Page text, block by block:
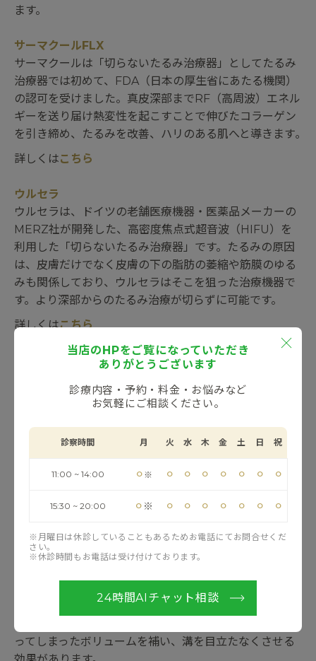
ます。
サーマクールFLX
サーマクールは「切らないたるみ治療器」としてたるみ
治療器では初めて、FDA（日本の厚生省にあたる機関）
の認可を受けました。真皮深部までRF（高周波）エネル
ギーを送り届け熱変性を起こすことで伸びたコラーゲン
を引き締め、たるみを改善、ハリのある肌へと導きます｡
詳しくはこちら
ウルセラ
ウルセラは、ドイツの老舗医療機器・医薬品メーカーの
MERZ社が開発した、高密度焦点式超音波（HIFU）を
利用した「切らないたるみ治療器」です。たるみの原因
は、皮膚だけでなく皮膚の下の脂肪の萎縮や筋膜のゆる
みも関係しており、ウルセラはそこを狙った治療機器で
す。より深部からのたるみ治療が切らずに可能です。
詳しくはこちら
扱いのあるウルセラのマイルドバージョンに位置づけら
れます。ウルセラと比べ痛みも少なく麻酔も必要ない治
療になるので痛みがご不安な方も安心して受けていただ
ける治療となります。アプリケーターをペン型に小型化
いただけることが多いです。
ヒアルロン酸
加齢などによってボリュームが失われたり、たるみが生
じている部位にヒアルロン酸製材を注入することで、減
ってしまったボリュームを補い、溝を目立たなくさせる
当店のHPをご覧になっていただき
ありがとうございます
診療内容・予約・料金・お悩みなど
お気軽にご相談ください。
診察時間 月 火 水 木 金 土 日 祝
11:00 ~ 14:00 ⚪︎ ※ ⚪︎ ⚪︎ ⚪︎ ⚪︎ ⚪︎ ⚪︎ ⚪︎
15:30 ~ 20:00 ⚪︎ ※ ⚪︎ ⚪︎ ⚪︎ ⚪︎ ⚪︎ ⚪︎ ⚪︎
※月曜日は休診していることもあるためお電話にてお問合せくだ
さい。
※休診時間もお電話は受け付けております。
24時間AIチャット相談